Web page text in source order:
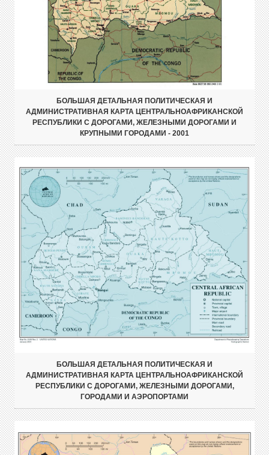
БОЛЬШАЯ ДЕТАЛЬНАЯ ПОЛИТИЧЕСКАЯ И
АДМИНИСТРАТИВНАЯ КАРТА ЦЕНТРАЛЬНОАФРИКАНСКОЙ
РЕСПУБЛИКИ С ДОРОГАМИ, ЖЕЛЕЗНЫМИ ДОРОГАМИ И
КРУПНЫМИ ГОРОДАМИ - 2001
БОЛЬШАЯ ДЕТАЛЬНАЯ ПОЛИТИЧЕСКАЯ И
АДМИНИСТРАТИВНАЯ КАРТА ЦЕНТРАЛЬНОАФРИКАНСКОЙ
РЕСПУБЛИКИ С ДОРОГАМИ, ЖЕЛЕЗНЫМИ ДОРОГАМИ,
ГОРОДАМИ И АЭРОПОРТАМИ